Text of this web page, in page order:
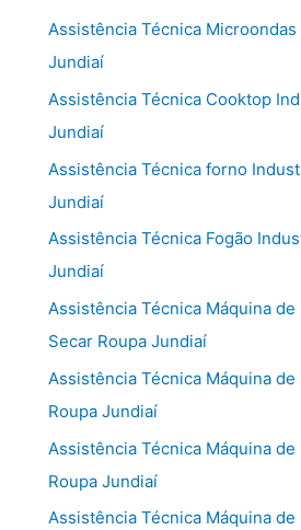
Assistência Técnica
Jundiaí
Assistência Técnica Cooktop
Jundiaí
Assistência Técnica forno
Jundiaí
Assistência Técnica Fogão
Jundiaí
Assistência Técnica Máquina de
Secar Roupa Jundiaí
Assistência Técnica Máquina de
Roupa Jundiaí
Assistência Técnica Máquina de
Roupa Jundiaí
Assistência Técnica Máquina de